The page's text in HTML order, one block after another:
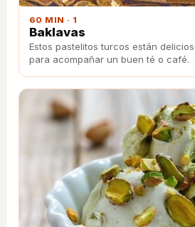
60 MIN · 1
Baklavas
Estos pastelitos turcos están
para acompañar un buen té o café.